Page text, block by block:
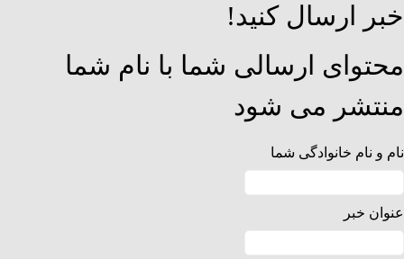
خبر ارسال کنید!
محتوای ارسالی شما با نام شما
منتشر می شود
نام و نام خانوادگی شما
عنوان خبر